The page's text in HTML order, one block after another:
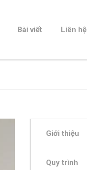
Bài viết Liên hệ
Giới thiệu
Quy trình